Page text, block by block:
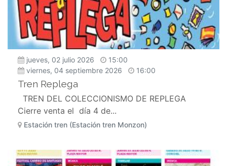
jueves, 02 julio 2026
15:00
viernes, 04 septiembre 2026
16:00
Tren Replega
TREN DEL COLECCIONISMO DE REPLEGA
Cierre venta el día 4 de...
Estación tren (Estación tren Monzon)